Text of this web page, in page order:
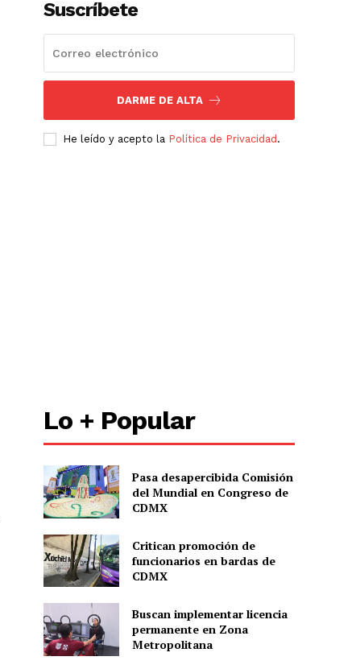
Suscríbete
DARME DE ALTA
He leído y acepto la Política de Privacidad .
Lo + Popular
Pasa desapercibida Comisión
del Mundial en Congreso de
CDMX
Critican promoción de
funcionarios en bardas de
CDMX
Buscan implementar licencia
permanente en Zona
Metropolitana